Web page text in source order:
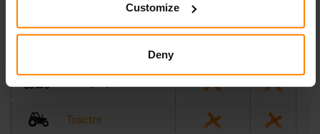
Customize
Deny
Potato Harvester
Tractor